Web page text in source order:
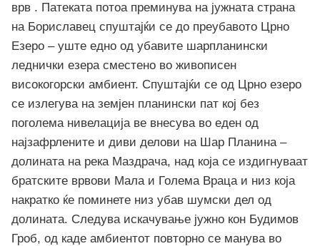
врв . Патеката потоа преминува на јужната страна
на Бориславец спуштајќи се до преубавото Црно
Езеро – уште едно од убавите шарпланински
леднички езера сместено во живописен
високогорски амбиент. Спуштајќи се од Црно езеро
се излегува на земјен планински пат кој без
поголема нивелација ве внесува во еден од
најзафрлените и диви делови на Шар Планина –
долината на река Маздрача, над која се издигнуваат
братските врвови Мала и Голема Враца и низ која
накратко ќе поминете низ убав шумски дел од
долината. Следува искачување јужно кон Будимов
Гроб, од каде амбиентот повторно се манува во